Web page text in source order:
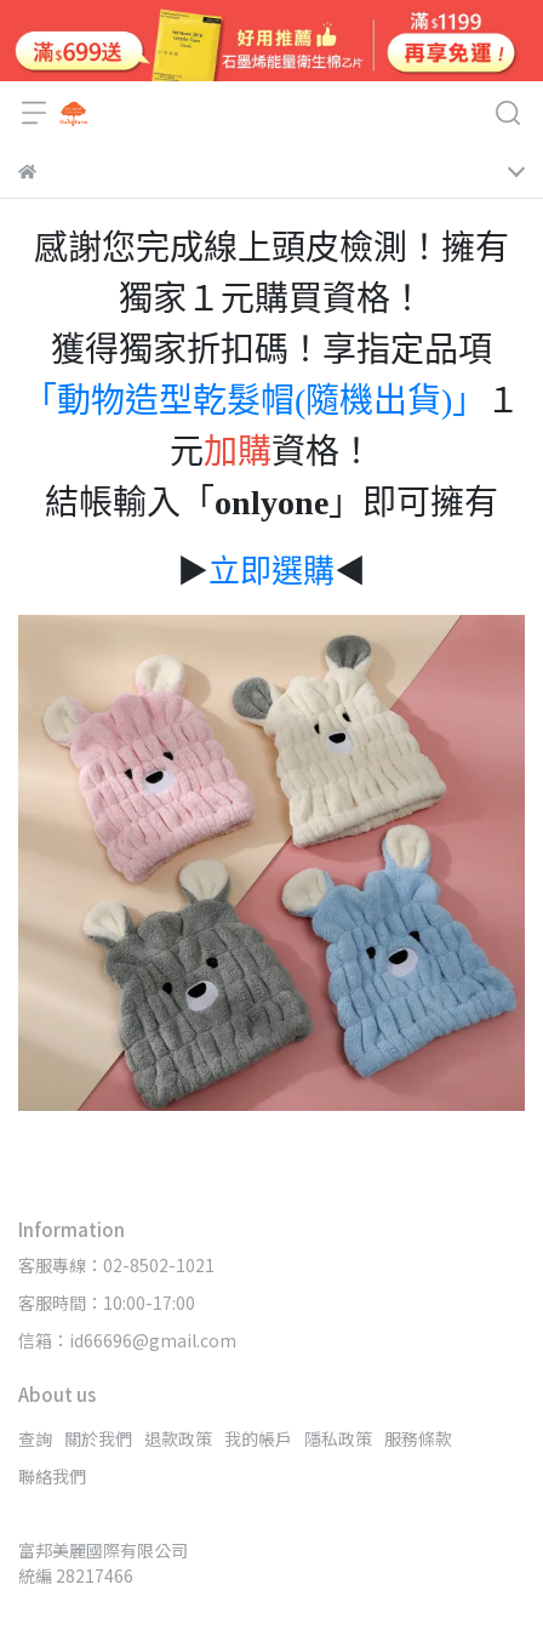
感謝您完成線上頭皮檢測！擁有
獨家１元購買資格！
獲得獨家折扣碼！享指定品項
「動物造型乾髮帽(隨機出貨)」
１
元加購資格！
結帳輸入「 onlyone 」即可擁有
▶立即選購◀
Information
客服專線：02-8502-1021
客服時間：10:00-17:00
信箱：id66696@gmail.com
About us
查詢 關於我們 退款政策 我的帳戶 隱私政策 服務條款
聯絡我們
富邦美麗國際有限公司
統編 28217466